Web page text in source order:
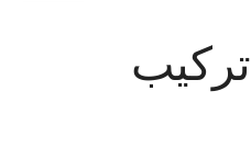
فني رسيفر الظهر 69622724 تركيب